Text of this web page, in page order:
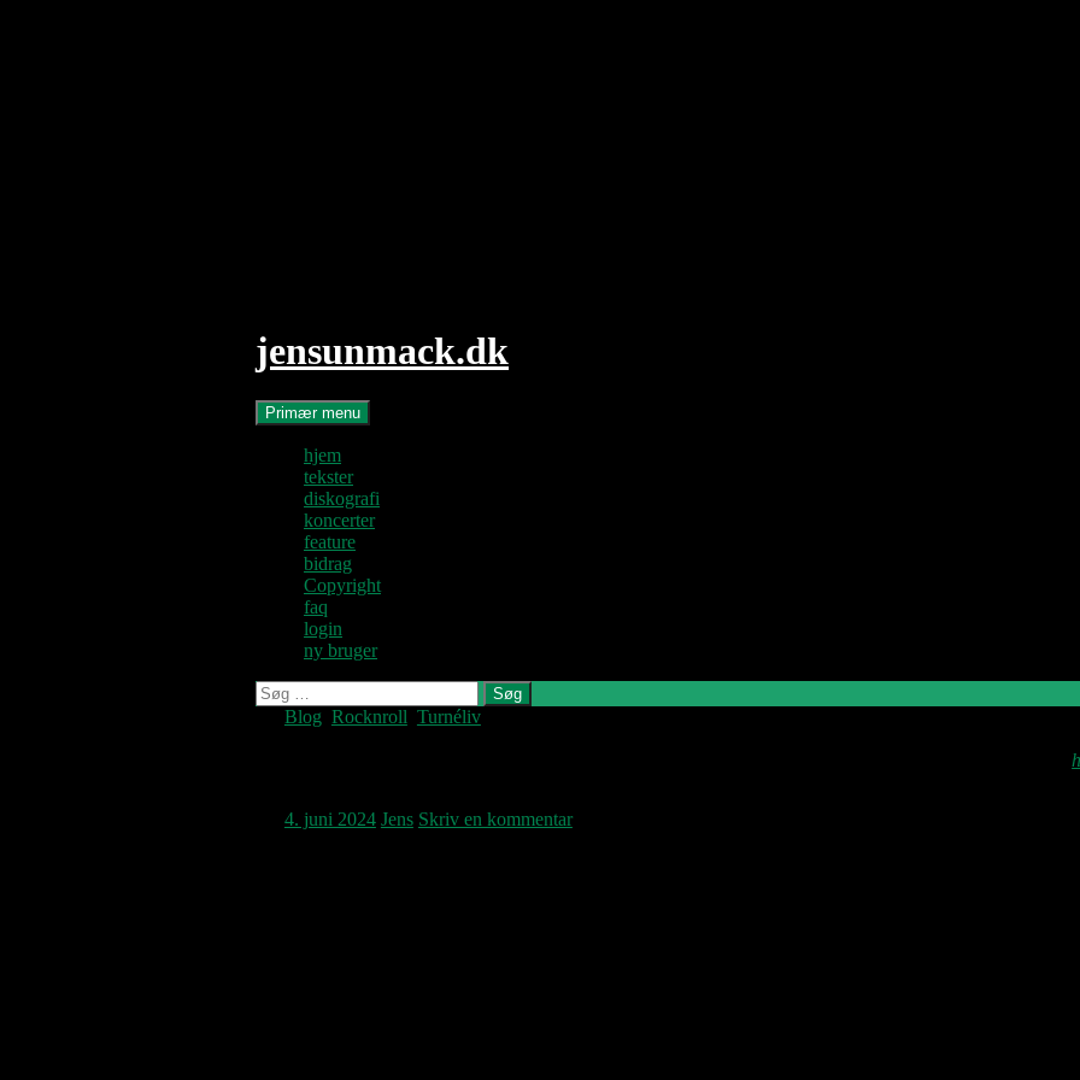
jensunmack.dk
Søg
Primær menu
hjem
tekster
diskografi
koncerter
feature
bidrag
Copyright
faq
login
ny bruger
Søg
efter:Blog Rocknroll Turnéliv
4. juni 2024 Jens Skriv en kommentar